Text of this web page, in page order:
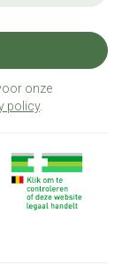
onze
policy.